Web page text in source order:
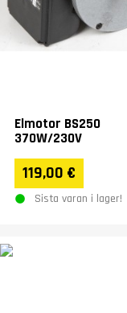
Elmotor BS250
370W/230V
119,00 €
Sista varan i lager!